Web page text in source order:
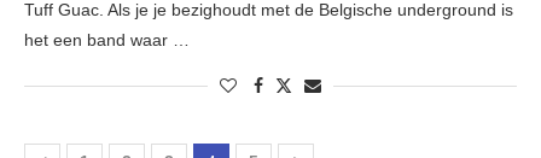
Tuff Guac. Als je je bezighoudt met de Belgische underground is
het een band waar …